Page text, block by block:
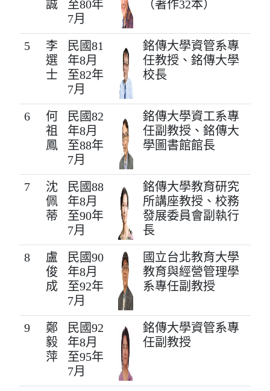
誠
至80年
7月
（著作32本）
5
李
選
士
民國81
年8月
至82年
7月
銘傳大學資管系專
任教授、銘傳大學
校長
6
何
祖
鳳
民國82
年8月
至88年
7月
銘傳大學資工系專
任副教授、銘傳大
學圖書館館長
7
沈
佩
蒂
民國88
年8月
至90年
7月
銘傳大學教育研究
所講座教授、校務
發展委員會副執行
長
8
盧
俊
成
民國90
年8月
至92年
7月
國立台北教育大學
教育與經營管理學
系專任副教授
9
鄭
毅
萍
民國92
年8月
至95年
7月
銘傳大學資管系專
任副教授